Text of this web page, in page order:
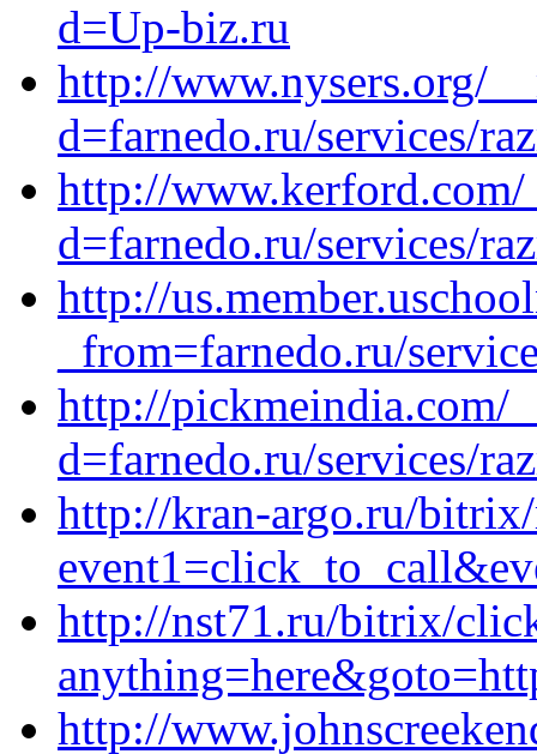
d=Up-biz.ru
http://www.nysers.org/
d=farnedo.ru/services/
http://www.kerford.com/
d=farnedo.ru/services/
http://
_from=farnedo.ru/
http://pickmeindia.com/
d=farnedo.ru/services/
http://kran-argo.ru/
http://nst71.ru/bitrix/
http://